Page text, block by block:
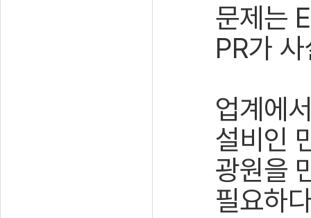
문제는
PR가
업계에
설비인
광원을
필요하